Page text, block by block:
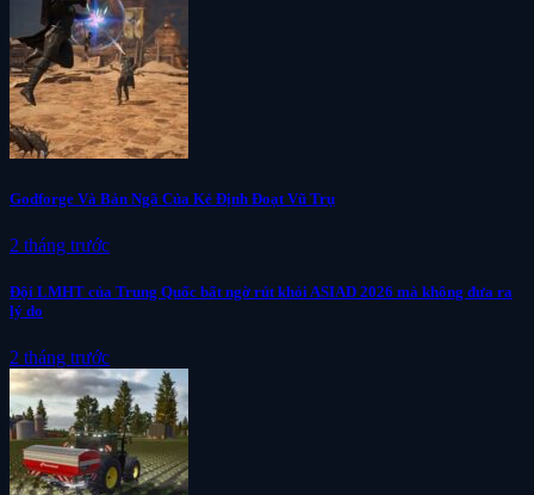
Godforge Và Bản Ngã Của Kẻ Định Đoạt Vũ Trụ
2 tháng trước
Đội LMHT của Trung Quốc bất ngờ rút khỏi ASIAD 2026 mà không đưa ra
lý do
2 tháng trước